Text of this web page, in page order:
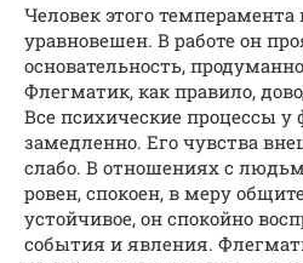
Человек этого
уравновешен. В работе он
основательность,
Флегматик, как правило,
Все психические процессы у
замедленно. Его чувства
слабо. В отношениях с
ровен, спокоен, в меру
устойчивое, он спокойно
события и явления.